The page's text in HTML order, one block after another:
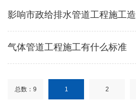
气体管道工程施工有什么标准
总数：9 1 2